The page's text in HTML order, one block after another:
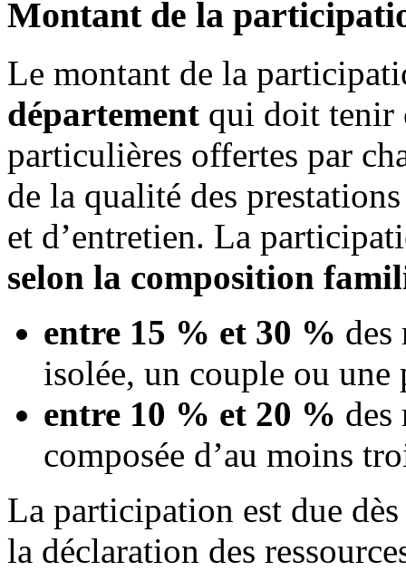
Montant de la
Le montant de la
département qui doit tenir
particulières offertes par
de la qualité des
et d’entretien. La
selon la composition
entre 15 % et 30 % des
isolée, un couple ou une
entre 10 % et 20 % des
composée d’au moins
La participation est due
la déclaration des